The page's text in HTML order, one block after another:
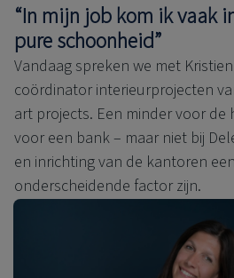
“In mijn job kom ik vaak
pure schoonheid”
Vandaag spreken we met
coördinator interieurprojecten
art projects. Een minder voor
voor een bank – maar niet bij
en inrichting van de kantoren
onderscheidende factor zijn.